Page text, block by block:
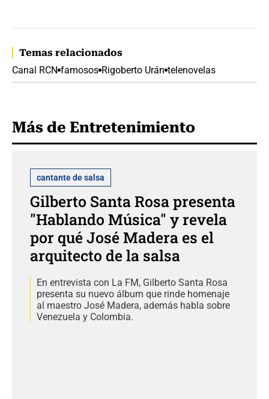
Temas relacionados
Canal RCN famosos Rigoberto Urán telenovelas
Más de Entretenimiento
cantante de salsa
Gilberto Santa Rosa presenta
"Hablando Música" y revela
por qué José Madera es el
arquitecto de la salsa
En entrevista con La FM, Gilberto Santa Rosa
presenta su nuevo álbum que rinde homenaje
al maestro José Madera, además habla sobre
Venezuela y Colombia.